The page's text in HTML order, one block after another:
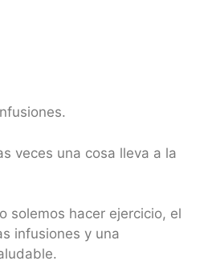
veces una cosa lleva a la
solemos hacer ejercicio, el
infusiones y una